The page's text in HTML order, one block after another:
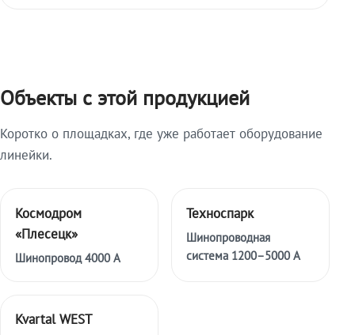
Объекты с этой продукцией
Коротко о площадках, где уже работает оборудование
линейки.
Космодром
«Плесецк»
Шинопровод 4000 А
Техноспарк
Шинопроводная
система 1200–5000 А
Kvartal WEST